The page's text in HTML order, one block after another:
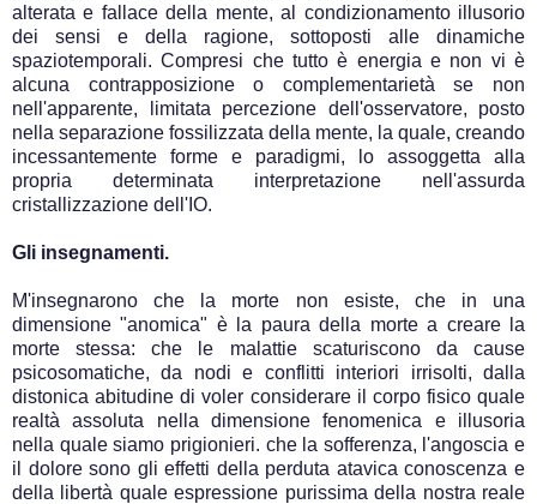
alterata e fallace della mente, al condizionamento illusorio
dei sensi e della ragione, sottoposti alle dinamiche
spaziotemporali. Compresi che tutto è energia e non vi è
alcuna contrapposizione o complementarietà se non
nell'apparente, limitata percezione dell'osservatore, posto
nella separazione fossilizzata della mente, la quale, creando
incessantemente forme e paradigmi, lo assoggetta alla
propria determinata interpretazione nell'assurda
cristallizzazione dell'IO.
Gli insegnamenti.
M'insegnarono che la morte non esiste, che in una
dimensione "anomica" è la paura della morte a creare la
morte stessa: che le malattie scaturiscono da cause
psicosomatiche, da nodi e conflitti interiori irrisolti, dalla
distonica abitudine di voler considerare il corpo fisico quale
realtà assoluta nella dimensione fenomenica e illusoria
nella quale siamo prigionieri. che la sofferenza, l'angoscia e
il dolore sono gli effetti della perduta atavica conoscenza e
della libertà quale espressione purissima della nostra reale